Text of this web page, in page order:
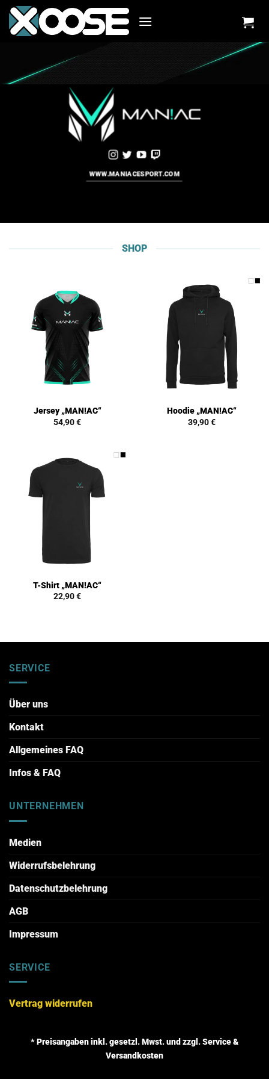
Zum
Inhalt
springen
WWW.MANIACESPORT.COM
SHOP
Jersey „MAN!AC“
54,90€
Hoodie „MAN!AC“
39,90€
T-Shirt „MAN!AC“
22,90€
SERVICE
Über uns
Kontakt
Allgemeines FAQ
Infos & FAQ
UNTERNEHMEN
Medien
Widerrufsbelehrung
Datenschutzbelehrung
AGB
Impressum
SERVICE
Vertrag widerrufen
* Preisangaben inkl. gesetzl. Mwst. und zzgl. Service &
Versandkosten